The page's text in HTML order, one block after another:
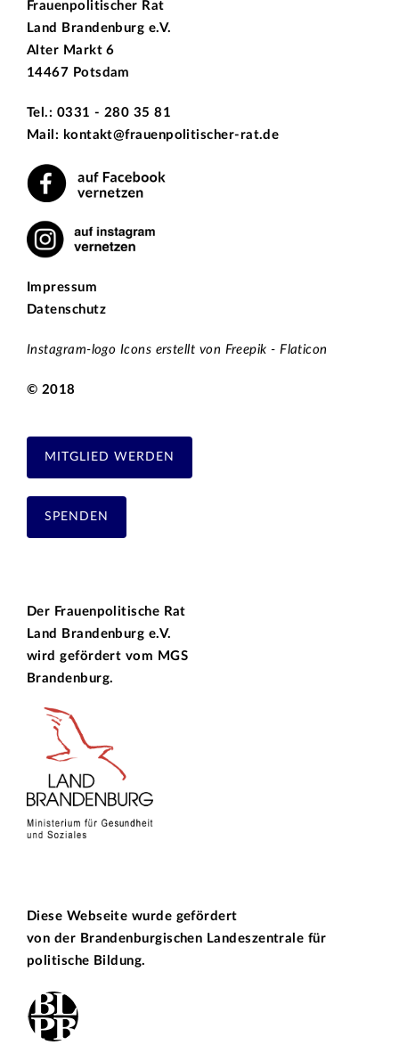
Frauenpolitischer Rat
Land Brandenburg e.V.
Alter Markt 6
14467 Potsdam
Tel.: 0331 - 280 35 81
Mail: kontakt@frauenpolitischer-rat.de
Impressum
Datenschutz
Instagram-logo Icons erstellt von Freepik - Flaticon
© 2018
MITGLIED WERDEN
SPENDEN
Der Frauenpolitische Rat
Land Brandenburg e.V.
wird gefördert vom MGS
Brandenburg.
Diese Webseite wurde gefördert
von der Brandenburgischen Landeszentrale für
politische Bildung.